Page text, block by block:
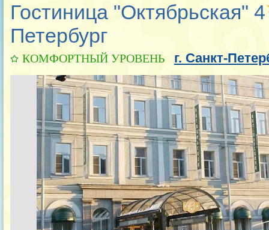
Гостиница "Октябрьская" 4
Петербург
КОМФОРТНЫЙ УРОВЕНЬ г. Санкт-